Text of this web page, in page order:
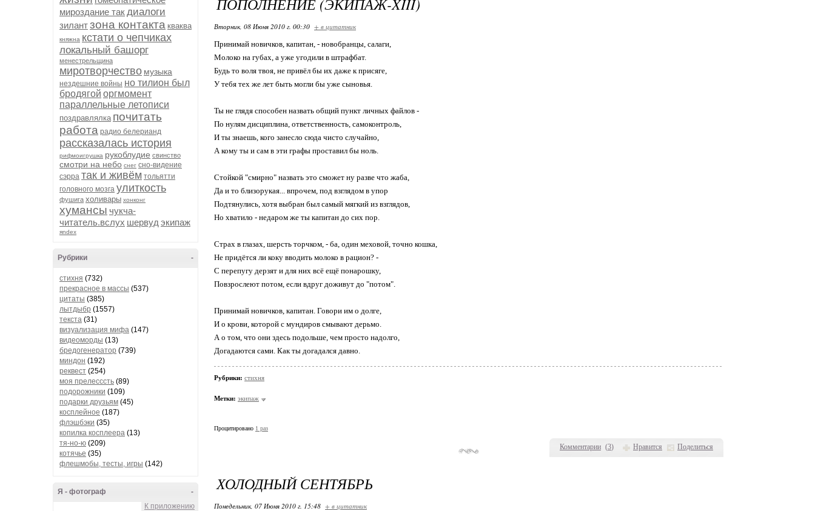
мироздание такдиалоги
зилантзона контакта кваква
княжна кстати о чепчиках
локальный башорг
менестрельщина
миротворчество музыка
нездешние войны но тилион был
бродягой оргмомент
параллельные летописи
поздравлялка почитать
работа радио белерианд
рассказалась история
рифмоигрушка рукоблудие свинство
смотри на небо снег сно-видение
сэрра так и живём тольятти
головного мозга улиткость
фушига холивары хонконг
хумансы чукча-
читатель.вслух шервуд экипаж
яndex
-
Рубрики
стихня (732)
прекрасное в массы (537)
цитаты (385)
лытдыбр (1557)
текста (31)
визуализация мифа (147)
видеоморды (13)
бредогенератор (739)
миндон (192)
реквест (254)
моя прелесссть (89)
подорожники (109)
подарки друзьям (45)
косплейное (187)
флэшбэки (35)
копилка косплеера (13)
тя-но-ю (209)
котячье (35)
флешмобы, тесты, игры (142)
-
Я - фотограф
К приложению
Комментарии (3) Нравится Поделиться
Вторник, 08 Июня 2010 г. 00:30 + в цитатник
Принимай новичков, капитан, - новобранцы, салаги,
Молоко на губах, а уже угодили в штрафбат.
Будь то воля твоя, не привёл бы их даже к присяге,
У тебя тех же лет быть могли бы уже сыновья.
Ты не глядя способен назвать общий пункт личных файлов -
По нулям дисциплина, ответственность, самоконтроль,
И ты знаешь, кого занесло сюда чисто случайно,
А кому ты и сам в эти графы проставил бы ноль.
Стойкой "смирно" назвать это сможет ну разве что жаба,
Да и то близорукая... впрочем, под взглядом в упор
Подтянулись, хотя выбран был самый мягкий из взглядов,
Но хватило - недаром же ты капитан до сих пор.
Страх в глазах, шерсть торчком, - ба, один меховой, точно кошка,
Не придётся ли коку вводить молоко в рацион? -
С перепугу дерзят и для них всё ещё понарошку,
Повзрослеют потом, если вдруг доживут до "потом".
Принимай новичков, капитан. Говори им о долге,
И о крови, которой с мундиров смывают дерьмо.
А о том, что они здесь подольше, чем просто надолго,
Догадаются сами. Как ты догадался давно.
Рубрики: стихня
Метки: экипаж
Процитировано 1 раз
ХОЛОДНЫЙ СЕНТЯБРЬ
Понедельник, 07 Июня 2010 г. 15:48 + в цитатник